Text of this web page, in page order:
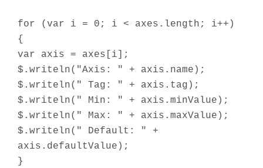
for (var i = 0; i < axes.length; i++)
{
var axis = axes[i];
$.writeln("Axis: " + axis.name);
$.writeln(" Tag: " + axis.tag);
$.writeln(" Min: " + axis.minValue);
$.writeln(" Max: " + axis.maxValue);
$.writeln(" Default: " +
axis.defaultValue);
}